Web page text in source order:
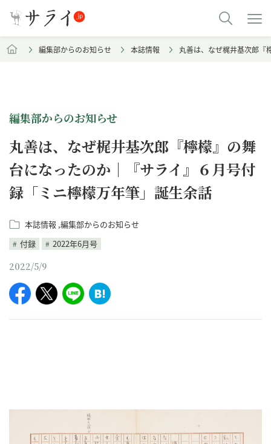
編集部からのお知らせ 本誌情報 丸善は、なぜ梶井基次郎『
編集部からのお知らせ
丸善は、なぜ梶井基次郎『檸檬』の舞
台になったのか｜『サライ』６月号付
録「ミニ檸檬万年筆」誕生余話
本誌情報 編集部からのお知らせ
付録
2022年6月号
2022/5/9